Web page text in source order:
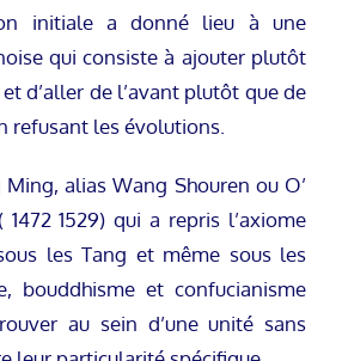
initiale a donné lieu à une
qui consiste à ajouter plutôt
d’aller de l’avant plutôt que de
refusant les évolutions.
Ming, alias Wang Shouren ou O’
1472 1529) qui a repris l’axiome
les Tang et même sous les
bouddhisme et confucianisme
au sein d’une unité sans